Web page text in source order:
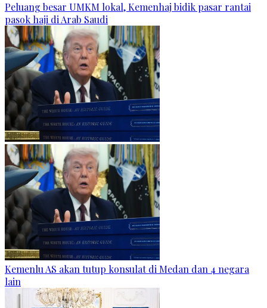
Peluang besar UMKM lokal, Kemenhaj bidik pasar rantai
pasok haji di Arab Saudi
Kemenlu AS akan tutup konsulat di Medan dan 4 negara
lain